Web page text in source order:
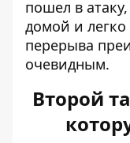
пошел в
домой и
перерыва
очевидным.
Второй